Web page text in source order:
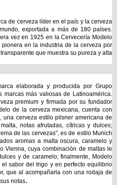
de cerveza líder en el país y la cerveza
exportada a más de 180 países.
vez en 1925 en la Cervecería Modelo
en la industria de la cerveza por
que muestra su pureza y alta
elaborada y producida por Grupo
más valiosas de Latinoamérica.
premium y firmada por su fundador
de la cerveza mexicana, cuenta con
una cerveza estilo pilsner americana de
notas afrutadas, cítricas y dulces;
de las cervezas”, es de estilo Munich
aromas a malta oscura, caramelo y
Vienna, cuya combinación de maltas le
y de caramelo; finalmente, Modelo
sabor del trigo y en perfecto equilibrio
que al acompañarla con una rodaja de
notas.